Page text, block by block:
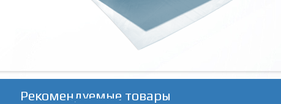
Рекомендуемые товары